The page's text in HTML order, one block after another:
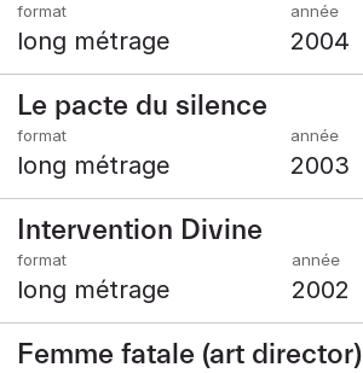
long métrage 2004
Le pacte du silence
long métrage 2003
Intervention Divine
long métrage 2002
Femme fatale (art director)